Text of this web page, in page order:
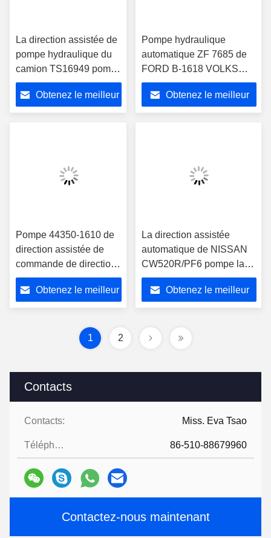
Contacts
Contacts: Miss. Eva Tsao
Téléphone: 86-510-88679960
Contactez-nous maintenant
La direction assistée de
pompe hydraulique du
camion TS16949 pompe
pour Hyundai 4D55
Obtenez le meilleur
Pompe hydraulique
automatique ZF 7685 de
FORD B-1618 VOLKS
WAGEN 975 900
Obtenez le meilleur
Pompe 44350-1610 de
direction assistée de
commande de direction
d'Automoblie pour HINO
P11CObtenez le meilleur
La direction assistée
automatique de NISSAN
CW520R/PF6 pompe la
barre 14670-96264 135
Obtenez le meilleur
1 2